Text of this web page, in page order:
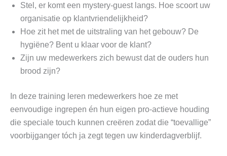
Stel, er komt een mystery-guest langs. Hoe scoort uw
organisatie op klantvriendelijkheid?
Hoe zit het met de uitstraling van het gebouw? De
hygiëne? Bent u klaar voor de klant?
Zijn uw medewerkers zich bewust dat de ouders hun
brood zijn?
In deze training leren medewerkers hoe ze met
eenvoudige ingrepen én hun eigen pro-actieve houding
die speciale touch kunnen creëren zodat die “toevallige”
voorbijganger tóch ja zegt tegen uw kinderdagverblijf.